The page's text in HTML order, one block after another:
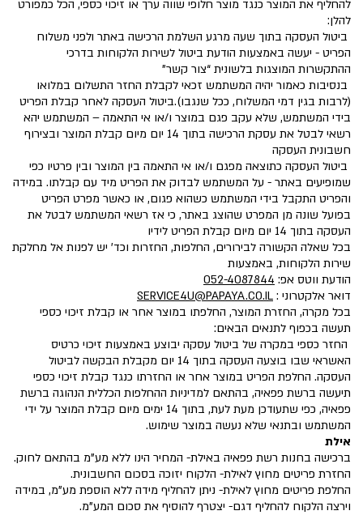
להחליף את המוצר כנגד מוצר חלופי שווה ערך או זיכוי כספי, הכל כמפורט
להלן:
ביטול העסקה בתוך שעה מרגע השלמת הרכישה באתר ולפני משלוח
הפריט - יעשה באמצעות הודעת ביטול לשירות הלקוחות בדרכי
ההתקשרות המוצגות בלשונית “צור קשר”
בנסיבות כאמור יהיה המשתמש זכאי לקבלת החזר התשלום במלואו
(לרבות בגין דמי המשלוח, ככל שנגבו).ביטול העסקה לאחר קבלת הפריט
בידי המשתמש, שלא עקב פגם במוצר ו/או אי התאמה – המשתמש יהא
רשאי לבטל את עסקת הרכישה בתוך 14 יום מיום קבלת המוצר ובצירוף
חשבונית העסקה
ביטול העסקה כתוצאה מפגם ו/או אי התאמה בין המוצר ובין פרטיו כפי
שמופיעים באתר - על המשתמש לבדוק את הפריט מיד עם קבלתו. במידה
והפריט התקבל בידי המשתמש כשהוא פגום, או כאשר מפרט הפריט
בפועל שונה מן המפרט שהוצג באתר, כי אז רשאי המשתמש לבטל את
העסקה בתוך 14 יום מיום קבלת הפריט לידיו
בכל שאלה הקשורה לבירורים, החלפות, החזרות וכד' יש לפנות אל מחלקת
שירות הלקוחות, באמצעות
הודעת ווטס אפ: 052-4087844
דואר אלקטרוני : SERVICE4U@PAPAYA.CO.IL
בכל מקרה, החזרת המוצר, החלפתו במוצר אחר או קבלת זיכוי כספי
תעשה בכפוף לתנאים הבאים:
החזר כספי במקרה של ביטול עסקה יבוצע באמצעות זיכוי כרטיס
האשראי שבו בוצעה העסקה בתוך 14 יום מקבלת הבקשה לביטול
העסקה. החלפת הפריט במוצר אחר או החזרתו כנגד קבלת זיכוי כספי
תיעשה ברשת פפאיה, בהתאם למדיניות ההחלפות הכללית הנהוגה ברשת
פפאיה, כפי שתעודכן מעת לעת, בתוך 14 ימים מיום קבלת המוצר על ידי
המשתמש ובתנאי שלא נעשה במוצר שימוש.
אילת
ברכישה בחנות רשת פפאיה באילת- המחיר הינו ללא מע"מ בהתאם לחוק.
החזרת פריטים מחוץ לאילת- הלקוח יזוכה בסכום החשבונית.
החלפת פריטים מחוץ לאילת- ניתן להחליף מידה ללא הוספת מע"מ, במידה
וירצה הלקוח להחליף דגם- יצטרף להוסיף את סכום המע"מ.